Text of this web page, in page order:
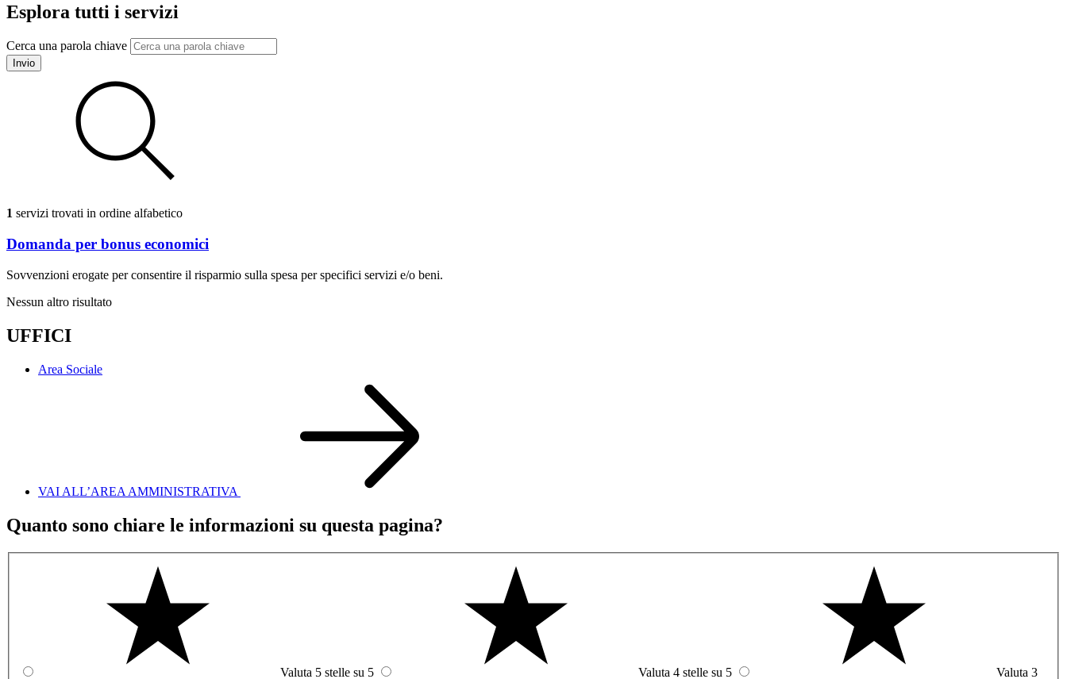
Esplora tutti i servizi
Cerca una parola chiave
Invio
1 servizi trovati in ordine alfabetico
Domanda per bonus economici
Sovvenzioni erogate per consentire il risparmio sulla spesa per specifici servizi e/o beni.
Nessun altro risultato
UFFICI
Area Sociale
VAI ALL’AREA AMMINISTRATIVA
Quanto sono chiare le informazioni su questa pagina?
Valuta 5 stelle su 5 Valuta 4 stelle su 5 Valuta 3